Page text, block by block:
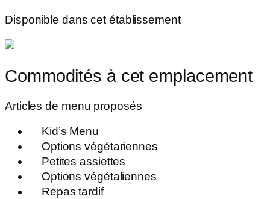
Disponible dans cet établissement
Commodités à cet emplacement
Articles de menu proposés
Kid’s Menu
Options végétariennes
Petites assiettes
Options végétaliennes
Repas tardif